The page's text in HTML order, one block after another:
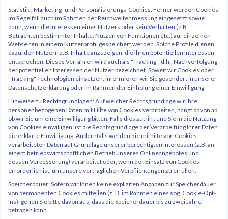
Statistik-, Marketing- und Personalisierungs-Cookies: Ferner werden Cookies
im Regelfall auch im Rahmen der Reichweitenmessung eingesetzt sowie
dann, wenn die Interessen eines Nutzers oder sein Verhalten (z.B.
Betrachten bestimmter Inhalte, Nutzen von Funktionen etc.) auf einzelnen
Webseiten in einem Nutzerprofil gespeichert werden. Solche Profile dienen
dazu, den Nutzern z.B. Inhalte anzuzeigen, die ihren potentiellen Interessen
entsprechen. Dieses Verfahren wird auch als "Tracking", d.h., Nachverfolgung
der potentiellen Interessen der Nutzer bezeichnet. Soweit wir Cookies oder
"Tracking"-Technologien einsetzen, informieren wir Sie gesondert in unserer
Datenschutzerklärung oder im Rahmen der Einholung einer Einwilligung.
Hinweise zu Rechtsgrundlagen: Auf welcher Rechtsgrundlage wir Ihre
personenbezogenen Daten mit Hilfe von Cookies verarbeiten, hängt davon ab,
ob wir Sie um eine Einwilligung bitten. Falls dies zutrifft und Sie in die Nutzung
von Cookies einwilligen, ist die Rechtsgrundlage der Verarbeitung Ihrer Daten
die erklärte Einwilligung. Andernfalls werden die mithilfe von Cookies
verarbeiteten Daten auf Grundlage unserer berechtigten Interessen (z.B. an
einem betriebswirtschaftlichen Betrieb unseres Onlineangebotes und
dessen Verbesserung) verarbeitet oder, wenn der Einsatz von Cookies
erforderlich ist, um unsere vertraglichen Verpflichtungen zu erfüllen.
Speicherdauer: Sofern wir Ihnen keine expliziten Angaben zur Speicherdauer
von permanenten Cookies mitteilen (z. B. im Rahmen eines sog. Cookie-Opt-
Ins), gehen Sie bitte davon aus, dass die Speicherdauer bis zu zwei Jahre
betragen kann.